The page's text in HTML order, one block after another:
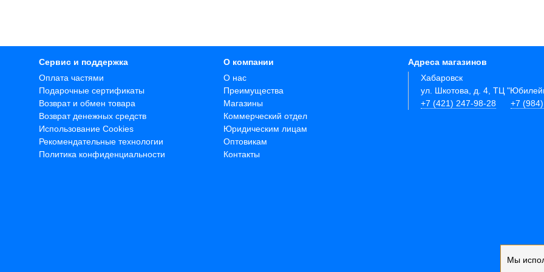
Сервис и поддержка
Оплата частями
Подарочные сертификаты
Возврат и обмен товара
Возврат денежных средств
Использование Cookies
Рекомендательные технологии
Политика конфиденциальности
О компании
О нас
Преимущества
Магазины
Коммерческий отдел
Юридическим лицам
Оптовикам
Контакты
Адреса магазинов
Хабаровск
ул. Шкотова, д. 4, ТЦ
+7 (421) 247-98-28
+7
Мы